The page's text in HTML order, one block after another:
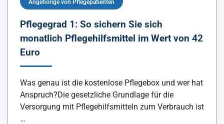
Angehörige von Pflegepatienten
Pflegegrad 1: So sichern Sie sich
monatlich Pflegehilfsmittel im Wert von 42
Euro
Was genau ist die kostenlose Pflegebox und wer hat
Anspruch?Die gesetzliche Grundlage für die
Versorgung mit Pflegehilfsmitteln zum Verbrauch ist
…